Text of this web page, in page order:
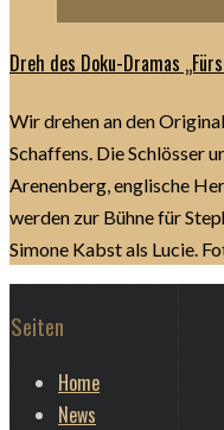
Dreh des Doku-Dramas
Wir drehen an den
Schaffens. Die Schlösser
Arenenberg, englische
werden zur Bühne für
Simone Kabst als Lucie.
Seiten
Home
News